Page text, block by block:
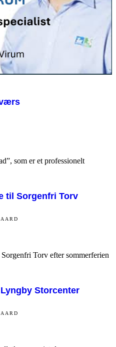
som er et professionelt
til Sorgenfri Torv
Torv efter sommerferien
Storcenter